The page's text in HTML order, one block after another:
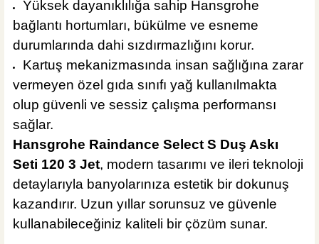
Yüksek dayanıklılığa sahip Hansgrohe
bağlantı hortumları, bükülme ve esneme
durumlarında dahi sızdırmazlığını korur.
Kartuş mekanizmasında insan sağlığına zarar
vermeyen özel gıda sınıfı yağ kullanılmakta
olup güvenli ve sessiz çalışma performansı
sağlar.
Hansgrohe Raindance Select S Duş Askı
Seti 120 3 Jet, modern tasarımı ve ileri teknoloji
detaylarıyla banyolarınıza estetik bir dokunuş
kazandırır. Uzun yıllar sorunsuz ve güvenle
kullanabileceğiniz kaliteli bir çözüm sunar.